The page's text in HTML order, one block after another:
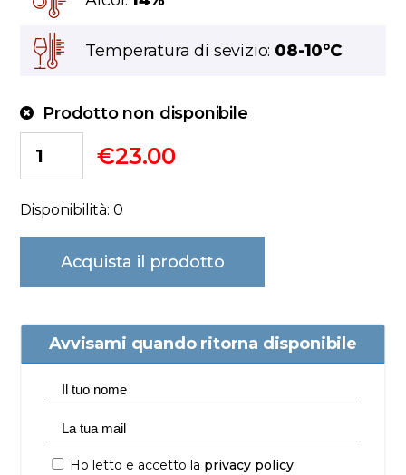
Temperatura di sevizio: 08-10°C
Prodotto non disponibile
€23.00
Disponibilità: 0
Acquista il prodotto
Avvisami quando ritorna disponibile
Ho letto e accetto la privacy policy